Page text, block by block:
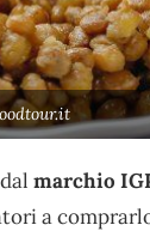
marchio
a